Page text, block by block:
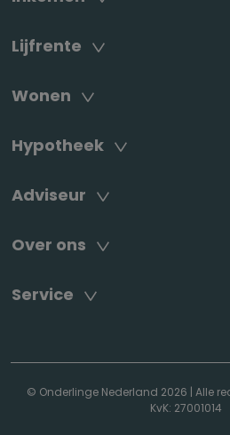
Lijfrente
Wonen
Hypotheek
Adviseur
Over ons
Service
© Onderlinge Nederland 2026 Alle
KvK: 27001014